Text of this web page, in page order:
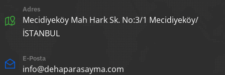
Adres
Mecidiyeköy Mah Hark Sk. No:3/1 Mecidiyeköy/
İSTANBUL
E-Posta
info@dehaparasayma.com